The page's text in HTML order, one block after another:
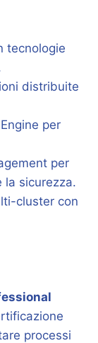
tecnologie
distribuite
per
per
la sicurezza.
cluster con
processi